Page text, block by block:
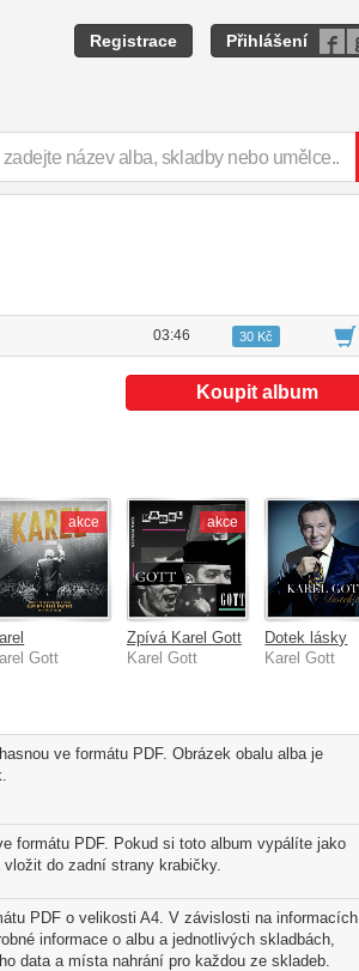
Registrace Přihlášení
03:46 30 Kč
Koupit album
akce
Gott
akce
Zpívá Karel Gott
Karel Gott
Dotek lásky
Karel Gott
ve formátu PDF. Obrázek obalu alba je
formátu PDF. Pokud si toto album vypálíte jako
do zadní strany krabičky.
PDF o velikosti A4. V závislosti na informacích
informace o albu a jednotlivých skladbách,
data a místa nahrání pro každou ze skladeb.